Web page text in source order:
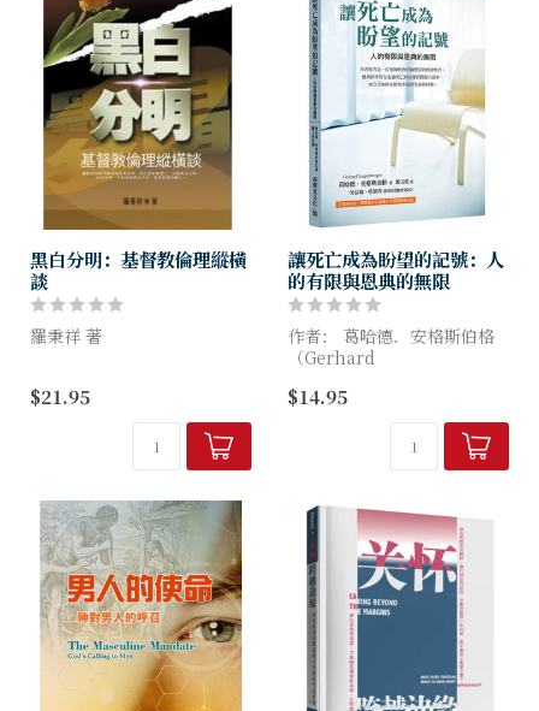
黑白分明：基督教倫理縱橫
談
羅秉祥 著
及神學造詣亦深。本書結集了
作者重要的專文二十三篇。全
書主要分為理論基礎及實際應
用兩大類，立論清晰，深入淺
$21.95
讓死亡成為盼望的記號：人
的有限與恩典的無限
作者： 葛哈德．安格斯伯格
（Gerhard
在臨終者的床邊，我學到，上
為基督宗教...
$14.95